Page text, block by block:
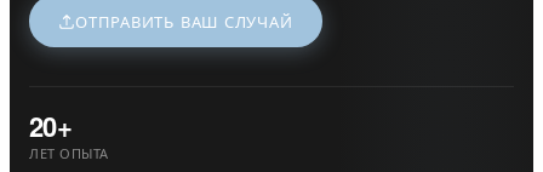
ОТПРАВИТЬ ВАШ СЛУЧАЙ
20+
ЛЕТ ОПЫТА